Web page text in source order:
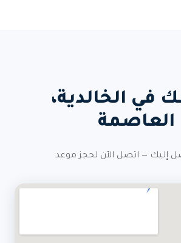
في الخالدية،
العاصمة
إليك — اتصل الآن لحجز موعد